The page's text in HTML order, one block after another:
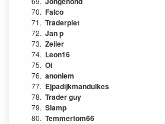
70. Falco
71. Traderpiet
72. Jan p
73. Zeiler
74. Leon16
75. Oi
76. anoniem
77. Ejpadijkmandulkes
78. Trader guy
79. Slamp
80. Temmertom66